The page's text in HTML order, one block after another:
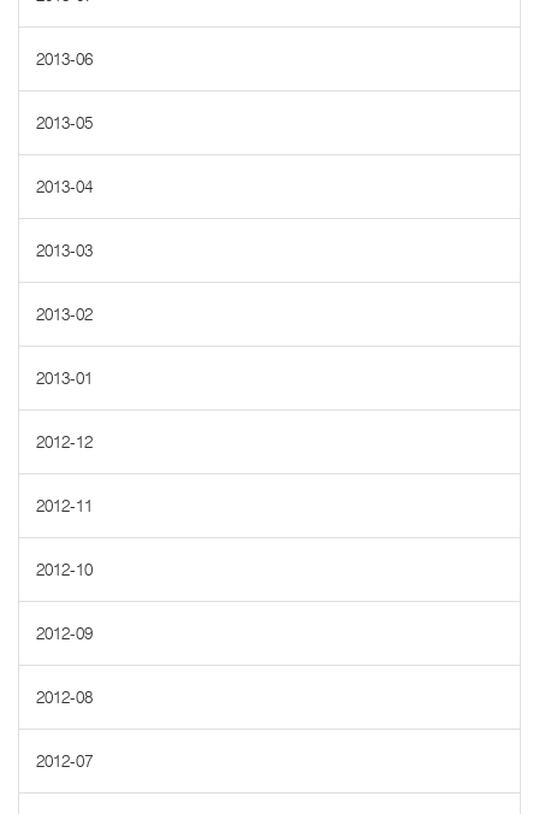
2013-06
2013-05
2013-04
2013-03
2013-02
2013-01
2012-12
2012-11
2012-10
2012-09
2012-08
2012-07